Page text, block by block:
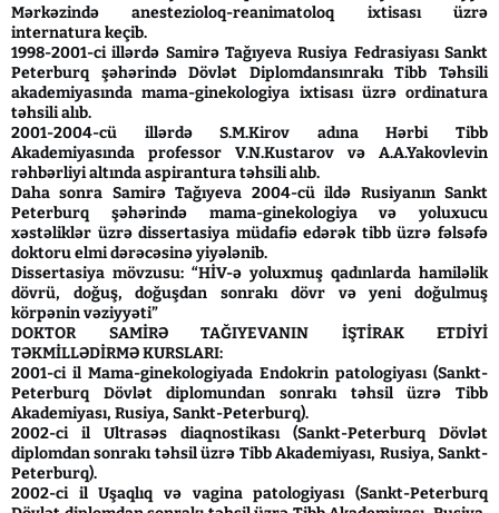
Mərkəzində anestezioloq-reanimatoloq ixtisası üzrə
internatura keçib.
1998-2001-ci illərdə Samirə Tağıyeva Rusiya Fedrasiyası Sankt
Peterburq şəhərində Dövlət Diplomdansınrakı Tibb Təhsili
akademiyasında mama-ginekologiya ixtisası üzrə ordinatura
təhsili alıb.
2001-2004-cü illərdə S.M.Kirov adına Hərbi Tibb
Akademiyasında professor V.N.Kustarov və A.A.Yakovlevin
rəhbərliyi altında aspirantura təhsili alıb.
Daha sonra Samirə Tağıyeva 2004-cü ildə Rusiyanın Sankt
Peterburq şəhərində mama-ginekologiya və yoluxucu
xəstəliklər üzrə dissertasiya müdafiə edərək tibb üzrə fəlsəfə
doktoru elmi dərəcəsinə yiyələnib.
Dissertasiya mövzusu: “HİV-ə yoluxmuş qadınlarda hamiləlik
dövrü, doğuş, doğuşdan sonrakı dövr və yeni doğulmuş
körpənin vəziyyəti”
DOKTOR SAMİRƏ TAĞIYEVANIN İŞTİRAK ETDİYİ
TƏKMİLLƏDİRMƏ KURSLARI:
2001-ci il Mama-ginekologiyada Endokrin patologiyası (Sankt-
Peterburq Dövlət diplomundan sonrakı təhsil üzrə Tibb
Akademiyası, Rusiya, Sankt-Peterburq).
2002-ci il Ultrasəs diaqnostikası (Sankt-Peterburq Dövlət
diplomdan sonrakı təhsil üzrə Tibb Akademiyası, Rusiya, Sankt-
Peterburq).
2002-ci il Uşaqlıq və vagina patologiyası (Sankt-Peterburq